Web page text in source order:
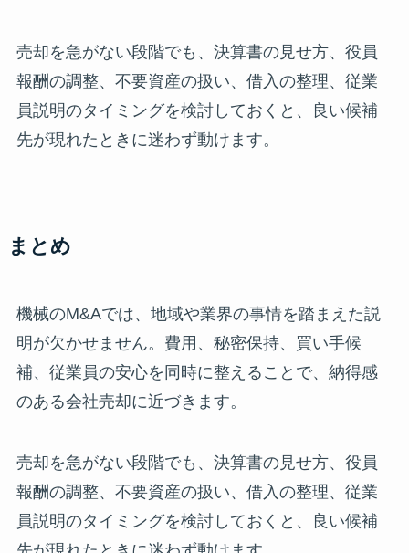
売却を急がない段階でも、決算書の見せ方、役員
報酬の調整、不要資産の扱い、借入の整理、従業
員説明のタイミングを検討しておくと、良い候補
先が現れたときに迷わず動けます。
まとめ
機械のM&Aでは、地域や業界の事情を踏まえた説
明が欠かせません。費用、秘密保持、買い手候
補、従業員の安心を同時に整えることで、納得感
のある会社売却に近づきます。
売却を急がない段階でも、決算書の見せ方、役員
報酬の調整、不要資産の扱い、借入の整理、従業
員説明のタイミングを検討しておくと、良い候補